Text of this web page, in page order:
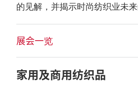
的见解，并揭示时尚纺织业未来
展会一览
家用及商用纺织品